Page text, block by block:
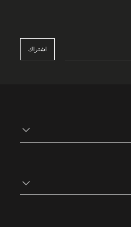
اشتراك